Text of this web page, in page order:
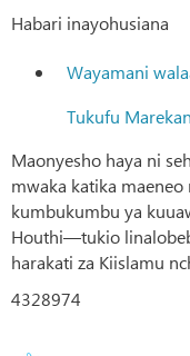
Habari inayohusiana
Wayamani
Tukufu
Maonyesho haya ni
mwaka katika
kumbukumbu ya
Houthi—tukio
harakati za Kiislamu
4328974